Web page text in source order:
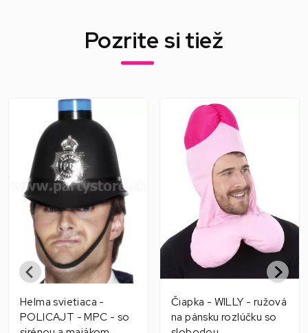
Pozrite si tiež
Helma svietiaca -
POLICAJT - MPC - so
Čiapka - WILLY - ružová
na pánsku rozlúčku so